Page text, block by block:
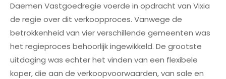
Daemen Vastgoedregie voerde in opdracht van Vixia
de regie over dit verkoopproces. Vanwege de
betrokkenheid van vier verschillende gemeenten was
het regieproces behoorlijk ingewikkeld. De grootste
uitdaging was echter het vinden van een flexibele
koper, die aan de verkoopvoorwaarden, van sale en